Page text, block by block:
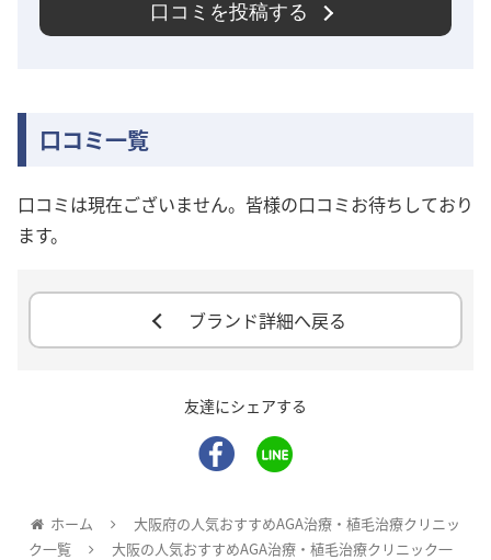
口コミを投稿する
口コミ一覧
口コミは現在ございません。皆様の口コミお待ちしており
ます。
ブランド詳細へ戻る
友達にシェアする
ホーム
大阪府の人気おすすめAGA治療・植毛治療クリニッ
ク一覧
大阪の人気おすすめAGA治療・植毛治療クリニック一